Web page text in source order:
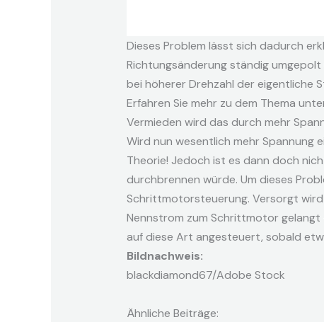
Dieses Problem lässt sich dadurch
Richtungsänderung ständig
bei höherer Drehzahl der eigentliche
Erfahren Sie mehr zu dem Thema
Vermieden wird das durch mehr
Wird nun wesentlich mehr
Theorie! Jedoch ist es dann doch
durchbrennen würde. Um dieses
Schrittmotorsteuerung. Versorgt wird
Nennstrom zum Schrittmotor gelangt
auf diese Art angesteuert, sobald
Bildnachweis:
blackdiamond67/Adobe Stock
Ähnliche Beiträge: